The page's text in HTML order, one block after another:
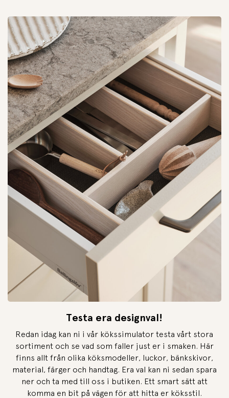
Testa era designval!
Redan idag kan ni i vår kökssimulator testa vårt stora
sortiment och se vad som faller just er i smaken. Här
finns allt från olika köksmodeller, luckor, bänkskivor,
material, färger och handtag. Era val kan ni sedan spara
ner och ta med till oss i butiken. Ett smart sätt att
komma en bit på vägen för att hitta er köksstil.